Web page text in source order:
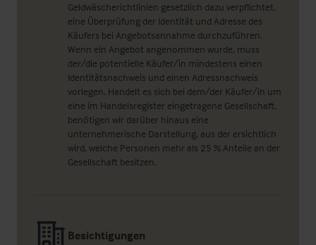
Geldwäscherichtlinien gesetzlich dazu verpflichtet,
eine Überprüfung der Identität und Adresse des
Käufers bei Angebotsannahme durchzuführen.
Wenn ein Angebot angenommen wurde, muss
der/die potentielle Käufer/in mindestens einen
Identitätsnachweis und einen Adressnachweis
vorlegen. Handelt es sich bei dem/der Käufer/in um
eine im Handelsregister eingetragene Gesellschaft,
benötigen wir darüber hinaus eine
unternehmerische Darstellung, aus der ersichtlich
wird, welche Personen mehr als 25 % Anteile an der
Gesellschaft besitzen.
Besichtigungen